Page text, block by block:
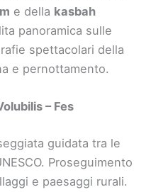
e della kasbah
panoramica sulle
spettacolari della
e pernottamento.
– Fes
guidata tra le
Proseguimento
e paesaggi rurali.